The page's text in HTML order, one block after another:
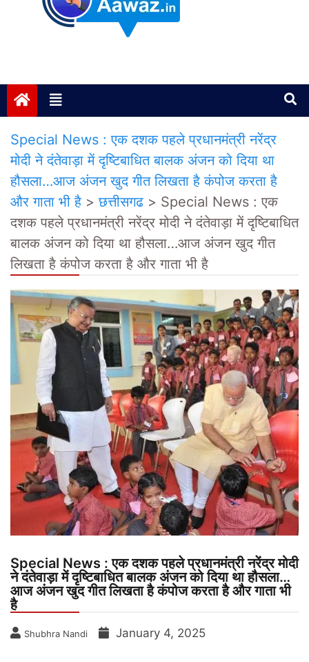
Special News : एक दशक पहले प्रधानमंत्री नरेंद्र
मोदी ने दंतेवाड़ा में दृष्टिबाधित बालक अंजन को दिया था
हौसला…आज अंजन खुद गीत लिखता है कंपोज करता है
और गाता भी है >छत्तीसगढ > Special News : एक
दशक पहले प्रधानमंत्री नरेंद्र मोदी ने दंतेवाड़ा में दृष्टिबाधित
बालक अंजन को दिया था हौसला…आज अंजन खुद गीत
लिखता है कंपोज करता है और गाता भी है
Special News : एक दशक पहले प्रधानमंत्री नरेंद्र मोदी
ने दंतेवाड़ा में दृष्टिबाधित बालक अंजन को दिया था हौसला…
आज अंजन खुद गीत लिखता है कंपोज करता है और गाता भी
है
Shubhra Nandi January 4, 2025